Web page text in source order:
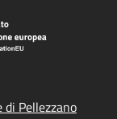
di Pellezzano